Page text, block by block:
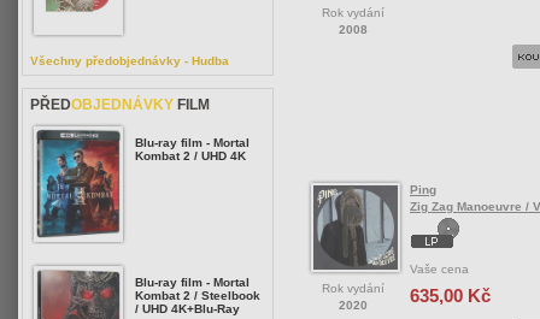
Rok vydání
2008
Rok vydání
2020
Ping
Zig Zag Manoeuvre /
Vaše cena
635,00 Kč
Všechny předobjednávky - Hudba
PŘEDOBJEDNÁVKY FILM
Blu-ray film - Mortal
Kombat 2 / UHD 4K
Blu-ray film - Mortal
Kombat 2 / Steelbook
/ UHD 4K+Blu-Ray